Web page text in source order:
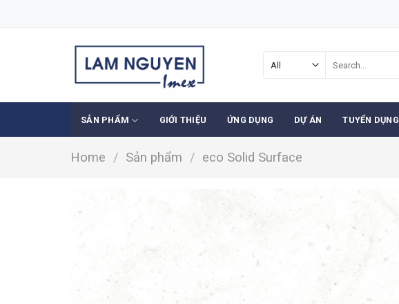
for:
SẢN PHẨM GIỚI THIỆU ỨNG DỤNG DỰ ÁN TUYỂN DỤNG
Home / Sản phẩm / eco Solid Surface